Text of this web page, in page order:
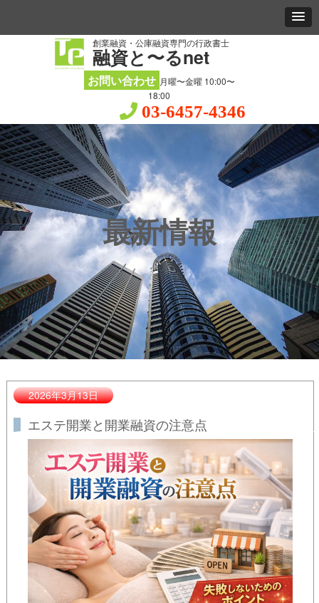
創業融資・公庫融資専門の行政書士
融資と〜るnet
お問い合わせ 月曜〜金曜 10:00〜
18:00
03-6457-4346
最新情報
2026年3月13日
エステ開業と開業融資の注意点